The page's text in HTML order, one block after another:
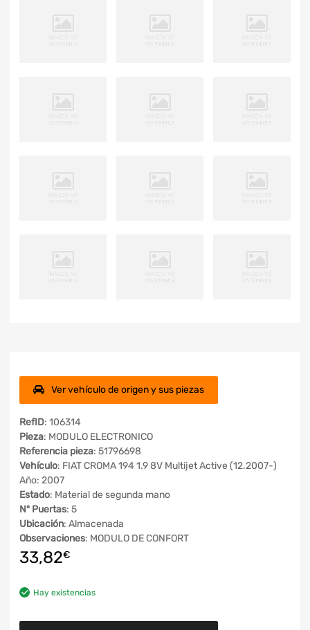
Ver vehículo de origen y sus piezas
RefID: 106314
Pieza: MODULO ELECTRONICO
Referencia pieza: 51796698
Vehículo: FIAT CROMA 194 1.9 8V Multijet Active (12.2007-)
Año: 2007
Estado: Material de segunda mano
Nº Puertas: 5
Ubicación: Almacenada
Observaciones: MODULO DE CONFORT
33,82€
Hay existencias